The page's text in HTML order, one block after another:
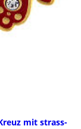
mit strass-